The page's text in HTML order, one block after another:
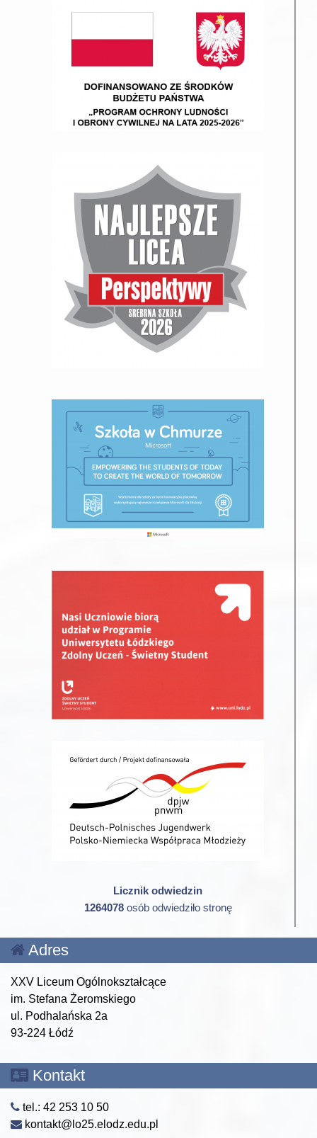
Licznik odwiedzin
1264078osób odwiedziło stronę
Adres
XXV Liceum Ogólnokształcące
im. Stefana Żeromskiego
ul. Podhalańska 2a
93-224 Łódź
Kontakt
tel.: 42 253 10 50
kontakt@lo25.elodz.edu.pl